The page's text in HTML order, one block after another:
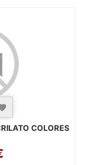
COLORES